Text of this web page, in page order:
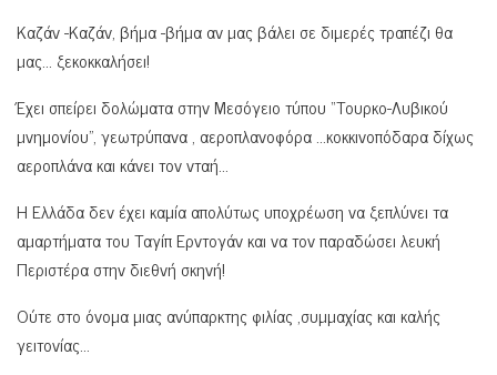
Καζάν -Καζάν, βήμα -βήμα αν μας βάλει σε διμερές τραπέζι θα
μας… ξεκοκκαλήσει!
Έχει σπείρει δολώματα στην Μεσόγειο τύπου “Τουρκο-Λυβικού
μνημονίου”, γεωτρύπανα , αεροπλανοφόρα …κοκκινοπόδαρα δίχως
αεροπλάνα και κάνει τον νταή…
Η Ελλάδα δεν έχει καμία απολύτως υποχρέωση να ξεπλύνει τα
αμαρτήματα του Ταγίπ Ερντογάν και να τον παραδώσει λευκή
Περιστέρα στην διεθνή σκηνή!
Ούτε στο όνομα μιας ανύπαρκτης φιλίας ,συμμαχίας και καλής
γειτονίας…